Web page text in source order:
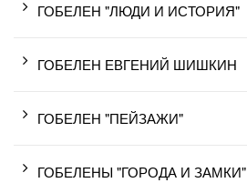
ГОБЕЛЕН "ЛЮДИ И ИСТОРИЯ"
ГОБЕЛЕН ЕВГЕНИЙ ШИШКИН
ГОБЕЛЕН "ПЕЙЗАЖИ"
ГОБЕЛЕНЫ "ГОРОДА И ЗАМКИ"